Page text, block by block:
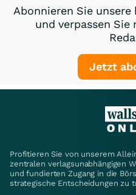
Abonnieren Sie
und verpassen
Jetzt
Profitieren Sie von unserem
zentralen verlagsunabhängigen
und fundierten Zugang in die
strategische Entscheidungen zu